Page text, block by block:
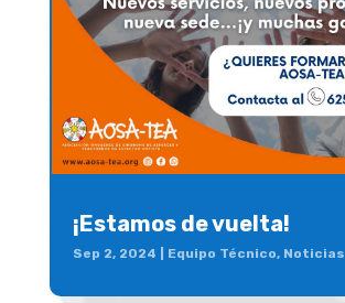
¡Estamos de vuelta!
Sep 2, 2024 Equipo Técnico, Noticias